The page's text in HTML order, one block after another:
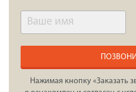
Нажимая кнопку «Заказать